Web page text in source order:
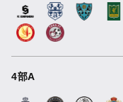
4部A